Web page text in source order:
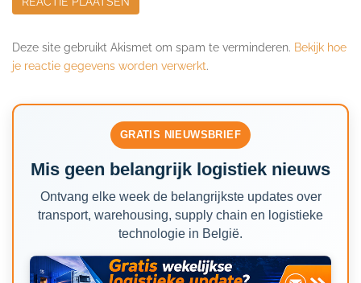
Deze site gebruikt Akismet om spam te verminderen. Bekijk hoe
je reactie gegevens worden verwerkt.
GRATIS NIEUWSBRIEF
Mis geen belangrijk logistiek nieuws
Ontvang elke week de belangrijkste updates over
transport, warehousing, supply chain en logistieke
technologie in België.